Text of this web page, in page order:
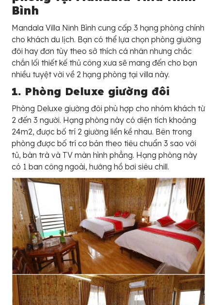
Bình
Mandala Villa Ninh Bình cung cấp 3 hạng phòng chính
cho khách du lịch. Bạn có thể lựa chọn phòng giường
đôi hay đơn tùy theo sở thích cá nhân nhưng chắc
chắn lối thiết kế thủ công xưa sẽ mang đến cho bạn
nhiều tuyệt vời về 2 hạng phòng tại villa này.
1. Phòng Deluxe giường đôi
Phòng Deluxe giường đôi phù hợp cho nhóm khách từ
2 đến 3 người. Hạng phòng này có diện tích khoảng
24m2, được bố trí 2 giường liền kề nhau. Bên trong
phòng được bố trí cơ bản theo tiêu chuẩn 3 sao với
tủ, bàn trà và TV màn hình phẳng. Hạng phòng này
có 1 ban công ngoài, hướng hồ bơi siêu chill.